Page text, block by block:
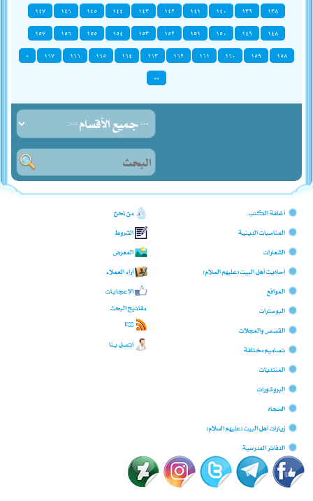
١٣٨
١٣٩ ١٤٠ ١٤١ ١٤٢ ١٤٣ ١٤٤ ١٤٥ ١٤٦
١٤٧
١٤٨
١٤٩ ١٥٠ ١٥١ ١٥٢ ١٥٣ ١٥٤ ١٥٥ ١٥٦
١٥٧
١٥٨
١٥٩ ١٦٠ ١٦١ ١٦٢ ١٦٣ ١٦٤ ١٦٥ ١٦٦ ١٦٧
»
»»
أغلفة الكتب
المناسبات الدينية
الشعارات
أحاديث أهل البيت (عليهم السلام)
المواقع
البوسترات
القصص والمجلات
تصاميم مختلفة
المنتديات
البروشورات
السجّاد
زيارات أهل البيت (عليهم السلام)
الدفاتر المدرسية
من نحن؟
الشروط
المعرض
آراء العملاء
الإعجابات
مفاتيح البحث
RSS
اتصل بنا